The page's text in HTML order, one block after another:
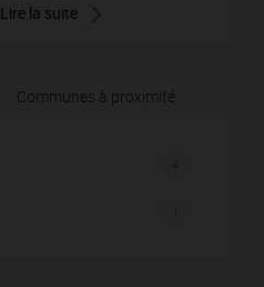
Lire la suite
Communes à proximité